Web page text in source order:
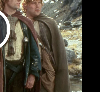
Video